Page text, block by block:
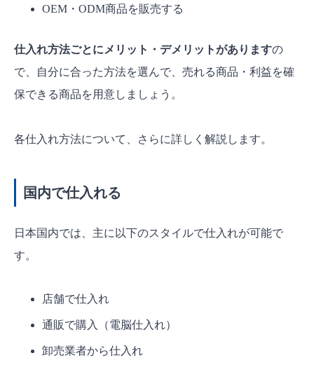
OEM・ODM商品を販売する
仕入れ方法ごとにメリット・デメリットがありますの
で、自分に合った方法を選んで、売れる商品・利益を確
保できる商品を用意しましょう。
各仕入れ方法について、さらに詳しく解説します。
国内で仕入れる
日本国内では、主に以下のスタイルで仕入れが可能で
す。
店舗で仕入れ
通販で購入（電脳仕入れ）
卸売業者から仕入れ